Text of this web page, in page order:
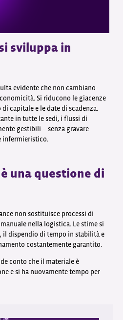
sviluppa in
evidente che non cambiano
Si riducono le giacenze
capitale e le date di scadenza.
in tutte le sedi, i flussi di
gestibili − senza gravare
infermieristico.
una questione di
non sostituisce processi di
nella logistica. Le stime si
dispendio di tempo in stabilità e
costantemente garantito.
conto che il materiale è
e si ha nuovamente tempo per